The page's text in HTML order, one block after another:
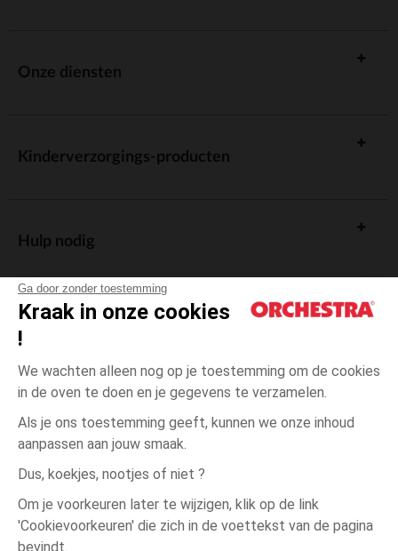
Ga door zonder toestemming
Kraak in onze cookies
!
We wachten alleen nog op je toestemming om de cookies
in de oven te doen en je gegevens te verzamelen.
Als je ons toestemming geeft, kunnen we onze inhoud
aanpassen aan jouw smaak.
Dus, koekjes, nootjes of niet ?
Om je voorkeuren later te wijzigen, klik op de link
'Cookievoorkeuren' die zich in de voettekst van de pagina
bevindt.
Groen Groen 1
Onze diensten
Kinderverzorgings-producten
Hulp nodig
Algemene verkoopsvoorwaarden
Wettelijke bepalingen
Persoonsgegevens